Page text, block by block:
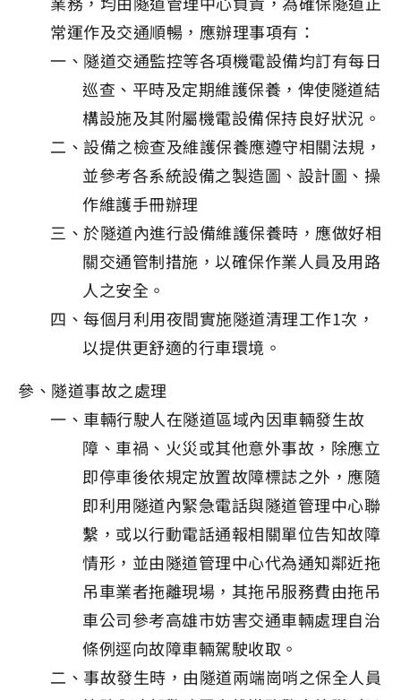
常運作及交通順暢，應辦理事項有：
一、隧道交通監控等各項機電設備均訂有每日
巡查、平時及定期維護保養，俾使隧道結
構設施及其附屬機電設備保持良好狀況。
二、設備之檢查及維護保養應遵守相關法規，
並參考各系統設備之製造圖、設計圖、操
作維護手冊辦理
三、於隧道內進行設備維護保養時，應做好相
關交通管制措施，以確保作業人員及用路
人之安全。
四、每個月利用夜間實施隧道清理工作1次，
以提供更舒適的行車環境。
參、隧道事故之處理
一、車輛行駛人在隧道區域內因車輛發生故
障、車禍、火災或其他意外事故，除應立
即停車後依規定放置故障標誌之外，應隨
即利用隧道內緊急電話與隧道管理中心聯
繫，或以行動電話通報相關單位告知故障
情形，並由隧道管理中心代為通知鄰近拖
吊車業者拖離現場，其拖吊服務費由拖吊
車公司參考高雄市妨害交通車輛處理自治
條例逕向故障車輛駕駛收取。
二、事故發生時，由隧道兩端崗哨之保全人員